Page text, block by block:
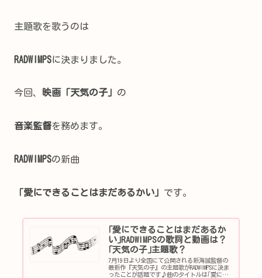
主題歌を歌うのは
RADWIMPSに決まりました。
今回、 映画「天気の子」 の
音楽監督を務めます。
RADWIMPSの新曲
「愛にできることはまだあるかい」 です。
｢愛にできることはまだあるか
い｣RADWIMPSの歌詞と動画は？
｢天気の子｣主題歌？
7月19日より全国にて公開される新海誠監督の
最新作『天気の子』の主題歌がRADWIMPSに決ま
ったことが話題です♪曲のタイトルは｢愛にで